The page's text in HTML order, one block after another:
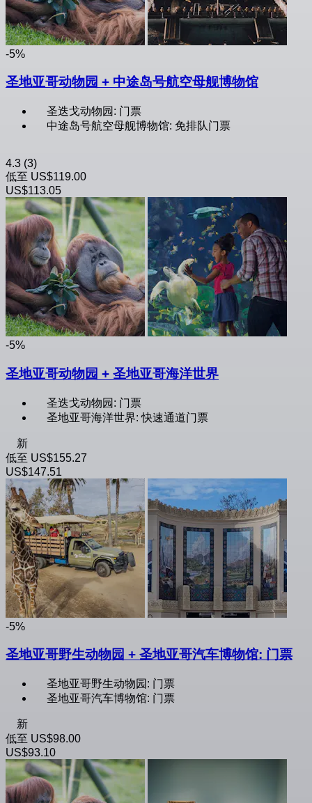
-5%
圣地亚哥动物园 + 中途岛号航空母舰博物馆
圣迭戈动物园: 门票
中途岛号航空母舰博物馆: 免排队门票
4.3 (3)
低至 US$119.00
US$113.05
-5%
圣地亚哥动物园 + 圣地亚哥海洋世界
圣迭戈动物园: 门票
圣地亚哥海洋世界: 快速通道门票
新
低至 US$155.27
US$147.51
-5%
圣地亚哥野生动物园 + 圣地亚哥汽车博物馆: 门票
圣地亚哥野生动物园: 门票
圣地亚哥汽车博物馆: 门票
新
低至 US$98.00
US$93.10